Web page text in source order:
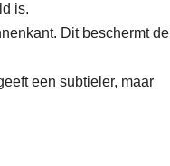
is.
Dit beschermt de
een subtieler, maar